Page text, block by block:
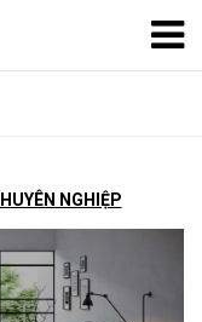
NGHIỆP